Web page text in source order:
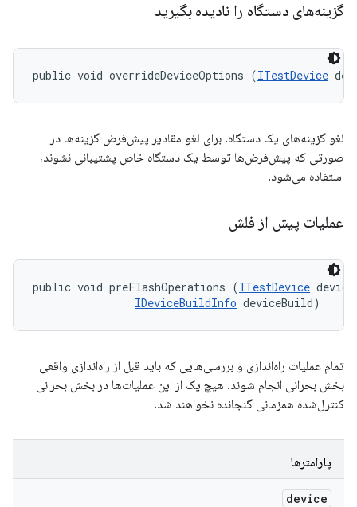
گزینه‌های دستگاه را نادیده بگیرید
public void overrideDeviceOptions (ITestDevice
لغو گزینه‌های یک دستگاه. برای لغو مقادیر پیش‌فرض گزینه‌ها در
صورتی که پیش‌فرض‌ها توسط یک دستگاه خاص پشتیبانی نشوند،
استفاده می‌شود.
عملیات پیش از فلش
public void preFlashOperations (ITestDevice
IDeviceBuildInfo deviceBuild)
تمام عملیات راه‌اندازی و بررسی‌هایی که باید قبل از راه‌اندازی واقعی
بخش بحرانی انجام شوند. هیچ یک از این عملیات‌ها در بخش بحرانی
کنترل‌شده همزمانی گنجانده نخواهند شد.
پارامترها
device